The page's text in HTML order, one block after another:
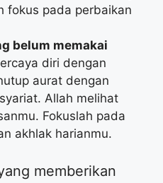
fokus pada perbaikan
belum memakai
diri dengan
aurat dengan
Allah melihat
Fokuslah pada
akhlak harianmu.
memberikan